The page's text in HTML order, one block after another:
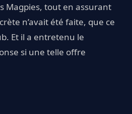
Magpies, tout en assurant
n’avait été faite, que ce
Et il a entretenu le
si une telle offre